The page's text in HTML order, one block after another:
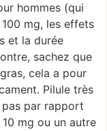
hommes (qui
mg, les effets
et la durée
sachez que
cela a pour
Pilule très
par rapport
mg ou un autre